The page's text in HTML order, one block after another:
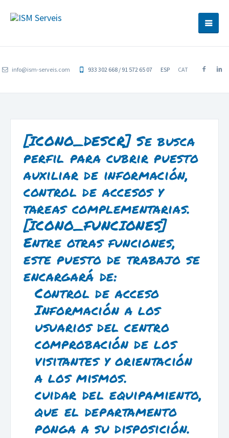
info@ism-serveis.com 933 302 668 / 91 572 65 07 ESP CAT
[ICONO_DESCR]Se busca
perfil para cubrir puesto
auxiliar de información,
control de accesos y
tareas complementarias.
[ICONO_FUNCIONES]
Entre otras funciones,
este puesto de trabajo se
encargará de:
Control de acceso
Información a los
usuarios del centro
comprobación de los
visitantes y orientación
a los mismos.
cuidar del equipamiento,
que el departamento
ponga a su disposición.